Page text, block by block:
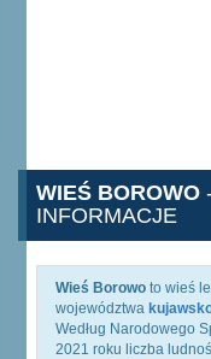
WIEŚ BOROWO
INFORMACJE
Wieś Borowo to wieś
województwa
Według Narodowego
2021 roku liczba